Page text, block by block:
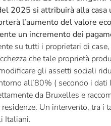
2025 si attribuirà alla
l’aumento del valore
un incremento dei
su tutti i proprietari di
che tale proprietà
gli assetti sociali
all’80% ( secondo i
da Bruxelles e
Un intervento, tra i
Italiani.